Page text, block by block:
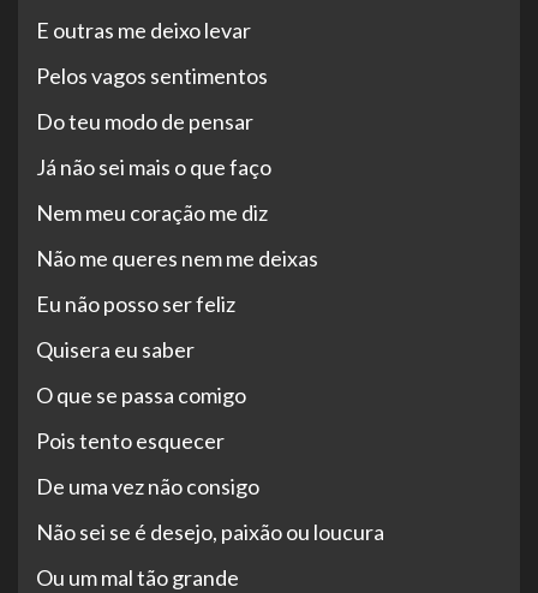
E outras me deixo levar
Pelos vagos sentimentos
Do teu modo de pensar
Já não sei mais o que faço
Nem meu coração me diz
Não me queres nem me deixas
Eu não posso ser feliz
Quisera eu saber
O que se passa comigo
Pois tento esquecer
De uma vez não consigo
Não sei se é desejo, paixão ou loucura
Ou um mal tão grande